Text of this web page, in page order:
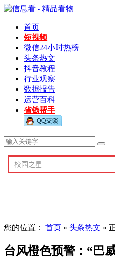
首页
短视频
微信24小时热榜
头条热文
抖音教程
行业观察
数据报告
运营百科
省钱帮手
您的位置： 首页 » 头条热文 »
台风橙色预警：“巴